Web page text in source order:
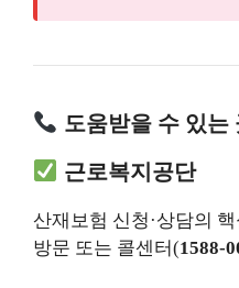
도움받을 수 있는
근로복지공단
산재보험 신청·상담의
방문 또는 콜센터(1588-